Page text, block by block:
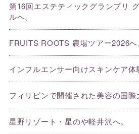
第16回エステティックグランプリ
ルへ。
FRUITS ROOTS 農場ツアー2026へ
インフルエンサー向けスキンケア体
フィリピンで開催された美容の国際
星野リゾート・星のや軽井沢へ。